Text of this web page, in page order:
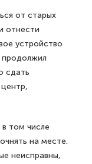
от старых
отнести
устройство
сдать
том числе
на месте.
неисправны,